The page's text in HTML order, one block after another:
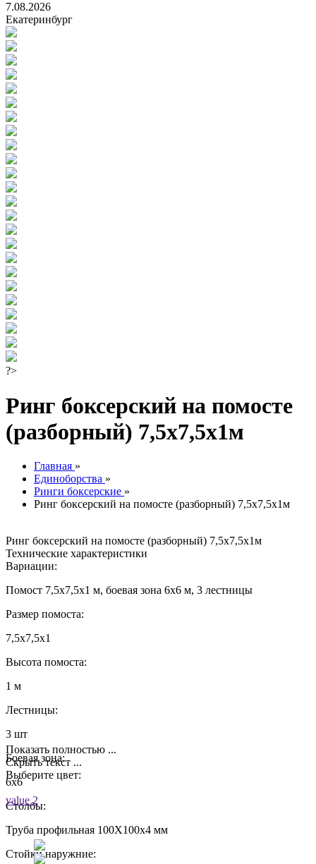
7.08.2026
Екатеринбург
?>
Ринг боксерский на помосте
(разборный) 7,5х7,5х1м
Главная »
Единоборства »
Ринги боксерские »
Ринг боксерский на помосте (разборный) 7,5х7,5х1м
Ринг боксерский на помосте (разборный) 7,5х7,5х1м
Технические характеристики
Вариации:
Помост 7,5х7,5х1 м, боевая зона 6х6 м, 3 лестницы
Размер помоста:
7,5х7,5х1
Высота помоста:
1 м
Лестницы:
3 шт
Боевая зона:
6х6
Столбы:
Труба профильная 100Х100х4 мм
Стойки наружние:
Показать полностью ...
Скрыть текст ...
Выберите цвет:
value 2